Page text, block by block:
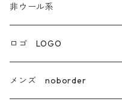
非ウール系
エコレザー合成皮革
カシミア
非ウール系
ロゴ LOGO
メンズ noborder